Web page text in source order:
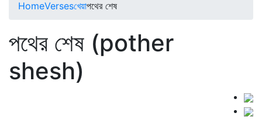
HomeVersesখেয়াপথের শেষ
পথের শেষ (pother
shesh)